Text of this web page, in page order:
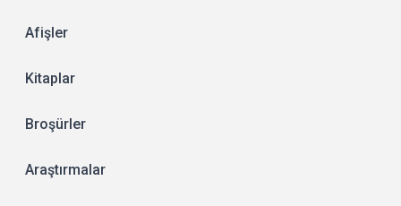
Afişler
Kitaplar
Broşürler
Araştırmalar